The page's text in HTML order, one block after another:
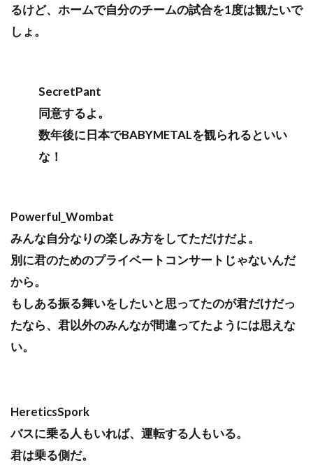
るけど、ホームで自分のチームの試合を1度は観たいで
しょ。
SecretPant
同意するよ。
数年後に日本でBABYMETALを観られるといい
な！
Powerful_Wombat
みんな自分なりの楽しみ方をしてただけだよ。
別に君のためのプライベートコンサートじゃないんだ
から。
もしある振る舞いをしたいと思ってたのが君だけだっ
たなら、君以外のみんなが間違ってたようには思えな
い。
HereticsSpork
バスに乗る人もいれば、運転する人もいる。
君は乗る側だ。